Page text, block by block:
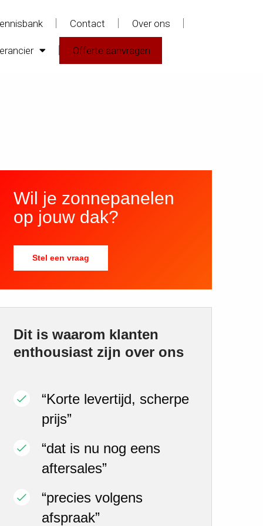
Contact Over ons
Offerte aanvragen
Wil je zonnepanelen
op jouw dak?
Stel een vraag
Dit is waarom klanten
enthousiast zijn over ons
“Korte levertijd, scherpe
prijs”
“dat is nu nog eens
aftersales”
“precies volgens
afspraak”